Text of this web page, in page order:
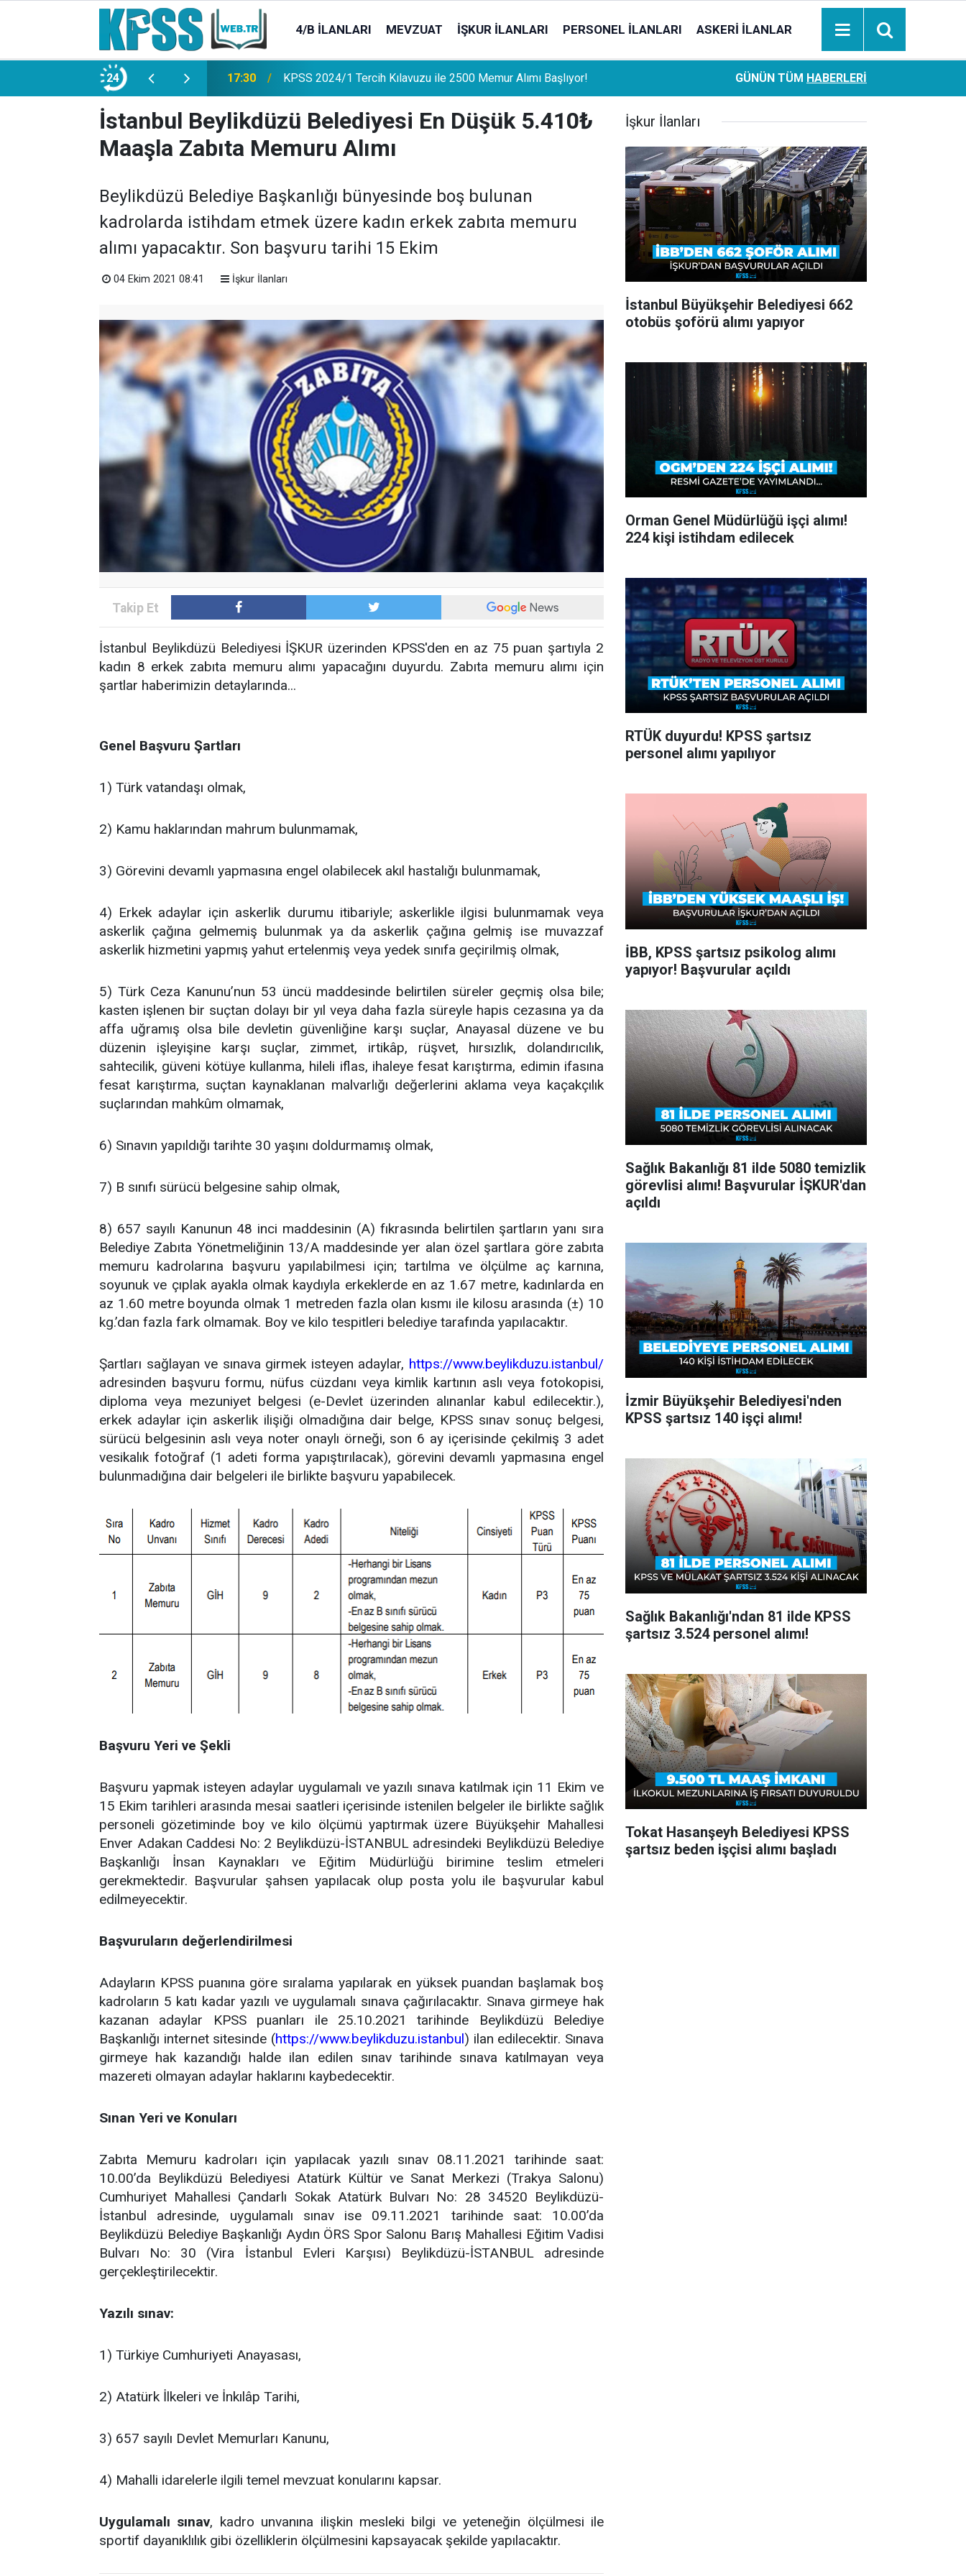
4/B İLANLARI MEVZUAT İŞKUR İLANLARI PERSONEL İLANLARI ASKERI İLANLAR
24
Memur Alımı Başlıyor! 21:20 TL Mevduat Sahipleri İçin Önemli Gelişme: Stopaj Oranları Artıyor!
Ziraat Bankası başvuran emeklilere hemen ödeme
hesaplara geçiyor
GÜNÜN TÜM HABERLERI
İstanbul Beylikdüzü Belediyesi En Düşük 5.410₺
Maaşla Zabıta Memuru Alımı
Beylikdüzü Belediye Başkanlığı bünyesinde boş bulunan
kadrolarda istihdam etmek üzere kadın erkek zabıta memuru
alımı yapacaktır. Son başvuru tarihi 15 Ekim
04 Ekim 2021 08:41 İşkur İlanları
İstanbul Beylikdüzü Belediyesi İŞKUR üzerinden KPSS'den en az 75 puan şartıyla 2
kadın 8 erkek zabıta memuru alımı yapacağını duyurdu. Zabıta memuru alımı için
şartlar haberimizin detaylarında...
Genel Başvuru Şartları
1) Türk vatandaşı olmak,
2) Kamu haklarından mahrum bulunmamak,
3) Görevini devamlı yapmasına engel olabilecek akıl hastalığı bulunmamak,
4) Erkek adaylar için askerlik durumu itibariyle; askerlikle ilgisi bulunmamak veya
askerlik çağına gelmemiş bulunmak ya da askerlik çağına gelmiş ise muvazzaf
askerlik hizmetini yapmış yahut ertelenmiş veya yedek sınıfa geçirilmiş olmak,
5) Türk Ceza Kanunu’nun 53 üncü maddesinde belirtilen süreler geçmiş olsa bile;
kasten işlenen bir suçtan dolayı bir yıl veya daha fazla süreyle hapis cezasına ya da
affa uğramış olsa bile devletin güvenliğine karşı suçlar, Anayasal düzene ve bu
düzenin işleyişine karşı suçlar, zimmet, irtikâp, rüşvet, hırsızlık, dolandırıcılık,
sahtecilik, güveni kötüye kullanma, hileli iflas, ihaleye fesat karıştırma, edimin ifasına
fesat karıştırma, suçtan kaynaklanan malvarlığı değerlerini aklama veya kaçakçılık
suçlarından mahkûm olmamak,
6) Sınavın yapıldığı tarihte 30 yaşını doldurmamış olmak,
7) B sınıfı sürücü belgesine sahip olmak,
8) 657 sayılı Kanunun 48 inci maddesinin (A) fıkrasında belirtilen şartların yanı sıra
Belediye Zabıta Yönetmeliğinin 13/A maddesinde yer alan özel şartlara göre zabıta
memuru kadrolarına başvuru yapılabilmesi için; tartılma ve ölçülme aç karnına,
soyunuk ve çıplak ayakla olmak kaydıyla erkeklerde en az 1.67 metre, kadınlarda en
az 1.60 metre boyunda olmak 1 metreden fazla olan kısmı ile kilosu arasında (±) 10
kg.’dan fazla fark olmamak. Boy ve kilo tespitleri belediye tarafında yapılacaktır.
Şartları sağlayan ve sınava girmek isteyen adaylar, https://www.beylikduzu.istanbul/
adresinden başvuru formu, nüfus cüzdanı veya kimlik kartının aslı veya fotokopisi,
diploma veya mezuniyet belgesi (e-Devlet üzerinden alınanlar kabul edilecektir.),
erkek adaylar için askerlik ilişiği olmadığına dair belge, KPSS sınav sonuç belgesi,
sürücü belgesinin aslı veya noter onaylı örneği, son 6 ay içerisinde çekilmiş 3 adet
vesikalık fotoğraf (1 adeti forma yapıştırılacak), görevini devamlı yapmasına engel
bulunmadığına dair belgeleri ile birlikte başvuru yapabilecek.
Başvuru Yeri ve Şekli
Başvuru yapmak isteyen adaylar uygulamalı ve yazılı sınava katılmak için 11 Ekim ve
15 Ekim tarihleri arasında mesai saatleri içerisinde istenilen belgeler ile birlikte sağlık
personeli gözetiminde boy ve kilo ölçümü yaptırmak üzere Büyükşehir Mahallesi
Enver Adakan Caddesi No: 2 Beylikdüzü-İSTANBUL adresindeki Beylikdüzü Belediye
Başkanlığı İnsan Kaynakları ve Eğitim Müdürlüğü birimine teslim etmeleri
gerekmektedir. Başvurular şahsen yapılacak olup posta yolu ile başvurular kabul
edilmeyecektir.
Başvuruların değerlendirilmesi
Adayların KPSS puanına göre sıralama yapılarak en yüksek puandan başlamak boş
kadroların 5 katı kadar yazılı ve uygulamalı sınava çağırılacaktır. Sınava girmeye hak
kazanan adaylar KPSS puanları ile 25.10.2021 tarihinde Beylikdüzü Belediye
Başkanlığı internet sitesinde (https://www.beylikduzu.istanbul) ilan edilecektir. Sınava
girmeye hak kazandığı halde ilan edilen sınav tarihinde sınava katılmayan veya
mazereti olmayan adaylar haklarını kaybedecektir.
Sınan Yeri ve Konuları
Zabıta Memuru kadroları için yapılacak yazılı sınav 08.11.2021 tarihinde saat:
10.00’da Beylikdüzü Belediyesi Atatürk Kültür ve Sanat Merkezi (Trakya Salonu)
Cumhuriyet Mahallesi Çandarlı Sokak Atatürk Bulvarı No: 28 34520 Beylikdüzü-
İstanbul adresinde, uygulamalı sınav ise 09.11.2021 tarihinde saat: 10.00’da
Beylikdüzü Belediye Başkanlığı Aydın ÖRS Spor Salonu Barış Mahallesi Eğitim Vadisi
Bulvarı No: 30 (Vira İstanbul Evleri Karşısı) Beylikdüzü-İSTANBUL adresinde
gerçekleştirilecektir.
Yazılı sınav:
1) Türkiye Cumhuriyeti Anayasası,
2) Atatürk İlkeleri ve İnkılâp Tarihi,
3) 657 sayılı Devlet Memurları Kanunu,
4) Mahalli idarelerle ilgili temel mevzuat konularını kapsar.
Uygulamalı sınav, kadro unvanına ilişkin mesleki bilgi ve yeteneğin ölçülmesi ile
sportif dayanıklılık gibi özelliklerin ölçülmesini kapsayacak şekilde yapılacaktır.
İşkur İlanları
İstanbul Büyükşehir Belediyesi 662
otobüs şoförü alımı yapıyor
Orman Genel Müdürlüğü işçi alımı!
224 kişi istihdam edilecek
RTÜK duyurdu! KPSS şartsız
personel alımı yapılıyor
İBB, KPSS şartsız psikolog alımı
yapıyor! Başvurular açıldı
Sağlık Bakanlığı 81 ilde 5080 temizlik
görevlisi alımı! Başvurular İŞKUR'dan
açıldı
İzmir Büyükşehir Belediyesi'nden
KPSS şartsız 140 işçi alımı!
Sağlık Bakanlığı'ndan 81 ilde KPSS
şartsız 3.524 personel alımı!
Tokat Hasanşeyh Belediyesi KPSS
şartsız beden işçisi alımı başladı